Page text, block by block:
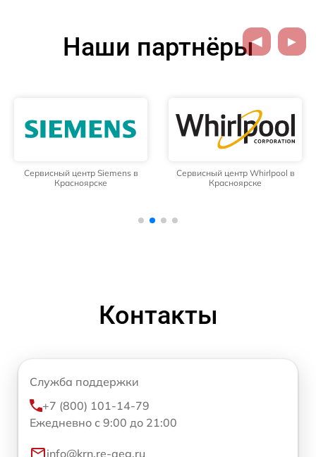
Наши партнёры
Сервисный центр Siemens в
Красноярске
Сервисный центр Whirlpool в
Красноярске
Контакты
Служба поддержки
+7 (800) 101-14-79
Ежедневно с 9:00 до 21:00
info@krn.re-aeg.ru